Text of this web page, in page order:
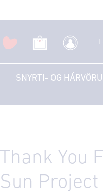
SNYRTI- OG
Thank You
Sun Project